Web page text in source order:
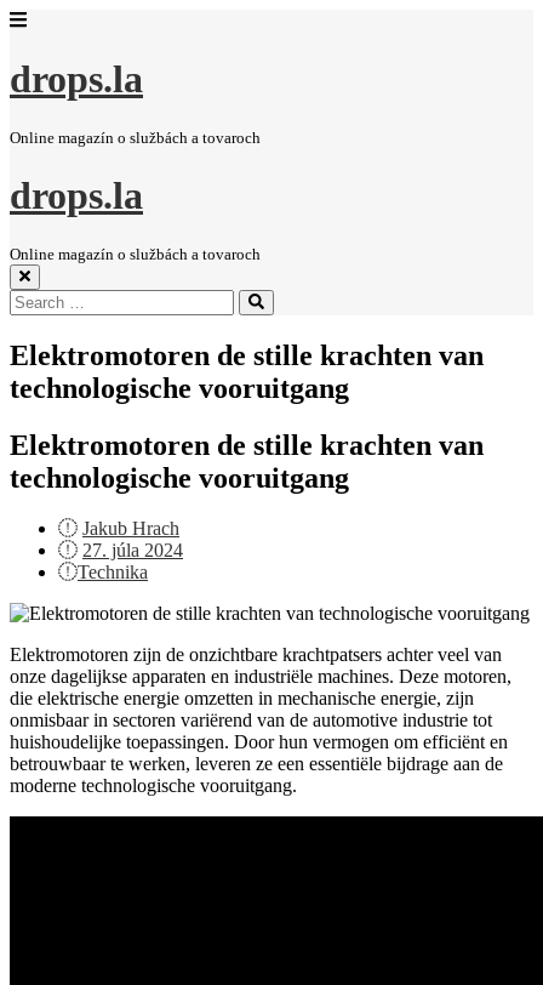
drops.la
Online magazín o službách a tovaroch
drops.la
Online magazín o službách a tovaroch
Search
for:
Search
Elektromotoren de stille krachten van
technologische vooruitgang
Elektromotoren de stille krachten van
technologische vooruitgang
Jakub Hrach
Posted
on
27. júla 2024
Technika
Elektromotoren zijn de onzichtbare krachtpatsers achter veel van
onze dagelijkse apparaten en industriële machines. Deze motoren,
die elektrische energie omzetten in mechanische energie, zijn
onmisbaar in sectoren variërend van de automotive industrie tot
huishoudelijke toepassingen. Door hun vermogen om efficiënt en
betrouwbaar te werken, leveren ze een essentiële bijdrage aan de
moderne technologische vooruitgang.